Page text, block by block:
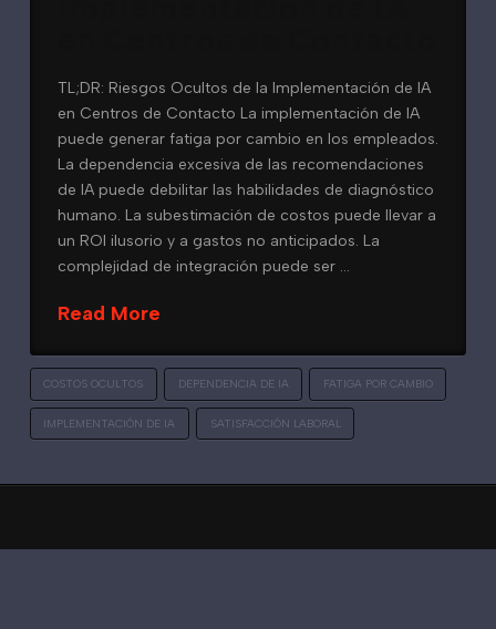
TL;DR: Riesgos Ocultos de la Implementación de IA
en Centros de Contacto La implementación de IA
puede generar fatiga por cambio en los empleados.
La dependencia excesiva de las recomendaciones
de IA puede debilitar las habilidades de diagnóstico
humano. La subestimación de costos puede llevar a
un ROI ilusorio y a gastos no anticipados. La
complejidad de integración puede ser …
Read More
COSTOS OCULTOS DEPENDENCIA DE IA FATIGA POR CAMBIO
IMPLEMENTACIÓN DE IA SATISFACCIÓN LABORAL